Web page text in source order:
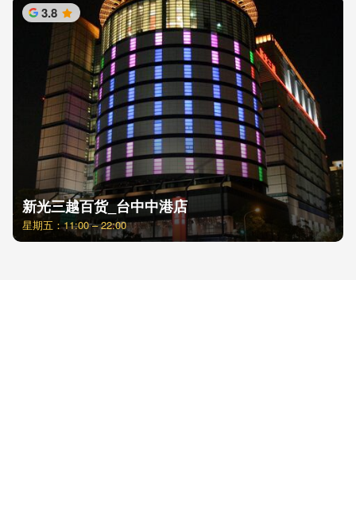
3.8 星
新光三越百货_台中中港店
星期五：11:00 – 22:00